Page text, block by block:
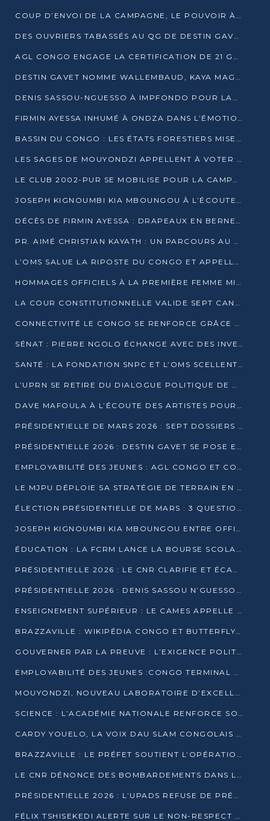
COUP D’ENVOI DE LA CAMPAGNE, LE POUVOIR À POINTE-NOIRE, L’OPPOSITION À OUESSO ET SIBITI
DES OUVRIERS TABASSÉS AU QG DE DESTIN GAVET À 24 HEURES DE L’OUVERTURE DE LA CAMPAGNE
AGL CONGO ENGAGE LA CERTIFICATION DE 21 GRUTIERS AUX NORMES INTERNATIONALES
DESTIN GAVET NOMME WALLEMBAUD, KAYA MAGANE, BOUDZIKA ET MBOUSSA-ELLAH AUX COMMANDES DE SA CAMPAGNE
DENIS SASSOU-NGUESSO À IMPFONDO POUR LANCER LE CORRIDOR 13
FIRMIN AYESSA INHUMÉ À ONDZA DANS L’ÉMOTION ET LE RECUEILLEMENT
BASSIN DU CONGO : LES ÉTATS FORESTIERS MISENT SUR LES MARCHÉS CARBONE
LES SAGES DE MOUYONDZI APPELLENT À VOTER DENIS SASSOU-NGUESSO
LE CLUB 2002-PUR SE MOBILISE POUR LA CAMPAGNE
JOSEPH KIGNOUMBI KIA MBOUNGOU À L’ÉCOUTE DE TALANGAÏ
DÉCÈS DE FIRMIN AYESSA : DRAPEAUX EN BERNE LUNDI
PR. AIMÉ CHRISTIAN KAYATH : UN PARCOURS AU SERVICE DE LA RECHERCHE ET DE L’INNOVATION
L’OMS SALUE LA RIPOSTE DU CONGO ET APPELLE À DES RÉFORMES DURABLES
HOMMAGES OFFICIELS À LA PREMIÈRE FEMME MINISTRE DU CONGO
LA COUR CONSTITUTIONNELLE VALIDE SEPT CANDIDATURES POUR LA PRÉSIDENTIELLE
CONNECTIVITÉ LE CONGO SE RENFORCE GRÂCE AU CÂBLE 2AFRICA
SÉNAT : PIERRE NGOLO ÉCHANGE AVEC DES INVESTISSEURS DU NUMÉRIQUE
SANTÉ : LA FONDATION SNPC ET L’OMS SCELLENT UN PARTENARIAT STRATÉGIQUE DE TROIS ANS
L’UPRN SE RETIRE DU DIALOGUE POLITIQUE DE DJAMBALA : TENSIONS DANS LE PRÉ-ÉLECTORAL CONGOLAIS
DAVE MAFOULA À L’ÉCOUTE DES ARTISTES POUR REDÉFINIR SA POLITIQUE CULTURELLE
PRÉSIDENTIELLE DE MARS 2026 : SEPT DOSSIERS DE CANDIDATURE ENREGISTRÉS À LA CLÔTURE DES DÉPÔTS
PRÉSIDENTIELLE 2026 : DESTIN GAVET SE POSE EN CANDIDAT DU « RAS-LE-BOL »
EMPLOYABILITÉ DES JEUNES : AGL CONGO ET CONGO TERMINAL S’ALLIENT À UCAC-ICAM
LE MJPU DÉPLOIE SA STRATÉGIE DE TERRAIN EN FAVEUR DE DSN
ÉLECTION PRÉSIDENTIELLE DE MARS : 3 QUESTIONS À UN EXPERT CONGOLAIS DE LA CYBERSÉCURITÉ
JOSEPH KIGNOUMBI KIA MBOUNGOU ENTRE OFFICIELLEMENT EN COURSE POUR LA PRÉSIDENTIELLE
ÉDUCATION : LA FCRM LANCE LA BOURSE SCOLAIRE FRANCINE-NTOUMI POUR PROMOUVOIR LES FILIÈRES SCIENTIFIQUES
PRÉSIDENTIELLE 2026 : LE CNR CLARIFIE ET ÉCARTE LA CANDIDATURE DU PASTEUR NTUMI
PRÉSIDENTIELLE 2026 : DENIS SASSOU N’GUESSO ANNONCE OFFICIELLEMENT SA CANDIDATURE
ENSEIGNEMENT SUPÉRIEUR : LE CAMES APPELLE À UNE UNIVERSITÉ AFRICAINE AXÉE SUR L’EMPLOYABILITÉ
BRAZZAVILLE : WIKIPÉDIA CONGO ET BUTTERFLY SCELLENT UN PARTENARIAT POUR STRUCTURER LE BÉNÉVOLAT NUMÉRIQUE
GOUVERNER PAR LA PREUVE : L’EXIGENCE POLITIQUE DU XXIᵉ SIÈCLE
EMPLOYABILITÉ DES JEUNES :CONGO TERMINAL S’ALLIE À L’ESCIC POUR RAPPROCHER L’ÉCOLE DU TERRAIN
MOUYONDZI, NOUVEAU LABORATOIRE D’EXCELLENCE PÉDAGOGIQUE AVEC L’ENFICE
SCIENCE : L’ACADÉMIE NATIONALE RENFORCE SON ÉQUIPE ET TRACE SA FEUILLE DE ROUTE 2026
CARDY YOUELO, LA VOIX DAU SLAM CONGOLAIS QUI INTERPELLE LE MONDE
BRAZZAVILLE : LE PRÉFET SOUTIENT L’OPÉRATION « ZÉRO KULUNA » ET APPELLE À LA VIGILANCE CITOYENNE
LE CNR DÉNONCE DES BOMBARDEMENTS DANS LE POOL ET ACCUSE LE GOUVERNEMENT
PRÉSIDENTIELLE 2026 : L’UPADS REFUSE DE PRÉSENTER UN CANDIDAT ET DÉNONCE UN PROCESSUS NON CRÉDIBLE
FÉLIX TSHISEKEDI ALERTE SUR LE NON-RESPECT DES ENGAGEMENTS DE PAIX APRÈS SA RENCONTRE AVEC D. SASSOU-NGUESSO